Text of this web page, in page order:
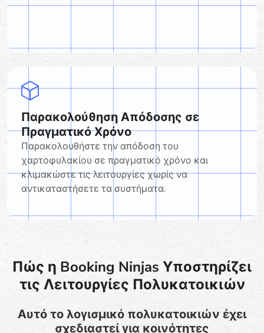
Παρακολούθηση Απόδοσης σε
Πραγματικό Χρόνο
Παρακολουθήστε την απόδοση του
χαρτοφυλακίου σε πραγματικό χρόνο και
κλιμακώστε τις λειτουργίες χωρίς να
αντικαταστήσετε τα συστήματα.
Πώς η Booking Ninjas Υποστηρίζει
τις Λειτουργίες Πολυκατοικιών
Αυτό το λογισμικό πολυκατοικιών έχει
σχεδιαστεί για κοινότητες